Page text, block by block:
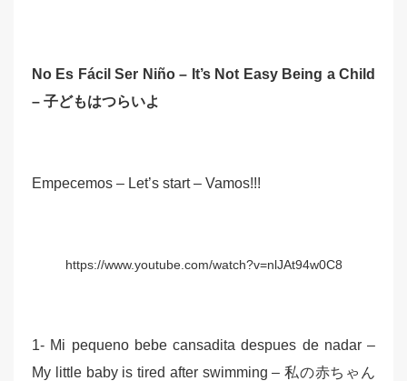
No Es Fácil Ser Niño – It’s Not Easy Being a Child
– 子どもはつらいよ
Empecemos – Let’s start – Vamos!!!
https://www.youtube.com/watch?v=nlJAt94w0C8
1- Mi pequeno bebe cansadita despues de nadar –
My little baby is tired after swimming – 私の赤ちゃん